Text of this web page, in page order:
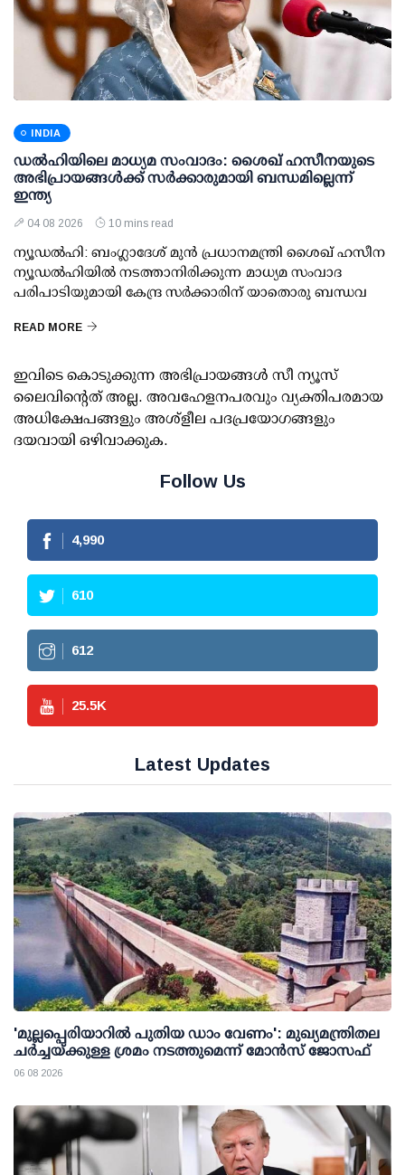
INDIA
ഡല്‍ഹിയിലെ മാധ്യമ സംവാദം: ശൈഖ് ഹസീനയുടെ
അഭിപ്രായങ്ങള്‍ക്ക് സര്‍ക്കാരുമായി ബന്ധമില്ലെന്ന്
ഇന്ത്യ
04 08 2026 10 mins read
ന്യൂഡല്‍ഹി: ബംഗ്ലാദേശ് മുന്‍ പ്രധാനമന്ത്രി ശൈഖ് ഹസീന
ന്യൂഡല്‍ഹിയില്‍ നടത്താനിരിക്കുന്ന മാധ്യമ സംവാദ
പരിപാടിയുമായി കേന്ദ്ര സര്‍ക്കാരിന് യാതൊരു ബന്ധവ
READ MORE
ഇവിടെ കൊടുക്കുന്ന അഭിപ്രായങ്ങള്‍ സീ ന്യൂസ്
ലൈവിന്റെത് അല്ല. അവഹേളനപരവും വ്യക്തിപരമായ
അധിക്ഷേപങ്ങളും അശ്‌ളീല പദപ്രയോഗങ്ങളും
ദയവായി ഒഴിവാക്കുക.
Follow Us
4,990
610
612
25.5K
Latest Updates
'മുല്ലപ്പെരിയാറില്‍ പുതിയ ഡാം വേണം': മുഖ്യമന്ത്രിതല
ചര്‍ച്ചയ്ക്കുള്ള ശ്രമം നടത്തുമെന്ന് മോന്‍സ് ജോസഫ്
06 08 2026